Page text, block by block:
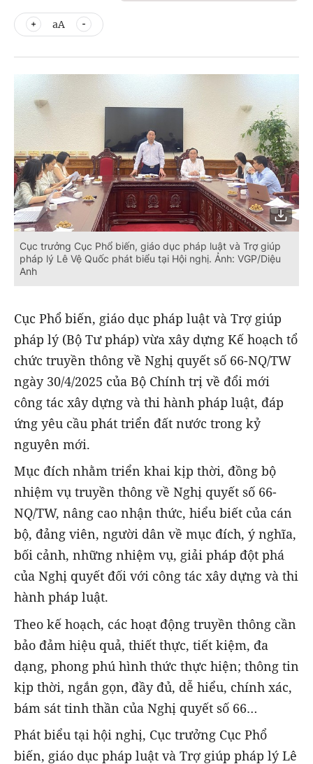
aA
Cục trưởng Cục Phổ biến, giáo dục pháp luật và Trợ giúp
pháp lý Lê Vệ Quốc phát biểu tại Hội nghị. Ảnh: VGP/Diệu
Anh
Cục Phổ biến, giáo dục pháp luật và Trợ giúp
pháp lý (Bộ Tư pháp) vừa xây dựng Kế hoạch tổ
chức truyền thông về Nghị quyết số 66-NQ/TW
ngày 30/4/2025 của Bộ Chính trị về đổi mới
công tác xây dựng và thi hành pháp luật, đáp
ứng yêu cầu phát triển đất nước trong kỷ
nguyên mới.
Mục đích nhằm triển khai kịp thời, đồng bộ
nhiệm vụ truyền thông về Nghị quyết số 66-
NQ/TW, nâng cao nhận thức, hiểu biết của cán
bộ, đảng viên, người dân về mục đích, ý nghĩa,
bối cảnh, những nhiệm vụ, giải pháp đột phá
của Nghị quyết đối với công tác xây dựng và thi
hành pháp luật.
Theo kế hoạch, các hoạt động truyền thông cần
bảo đảm hiệu quả, thiết thực, tiết kiệm, đa
dạng, phong phú hình thức thực hiện; thông tin
kịp thời, ngắn gọn, đầy đủ, dễ hiểu, chính xác,
bám sát tinh thần của Nghị quyết số 66…
Phát biểu tại hội nghị, Cục trưởng Cục Phổ
biến, giáo dục pháp luật và Trợ giúp pháp lý Lê